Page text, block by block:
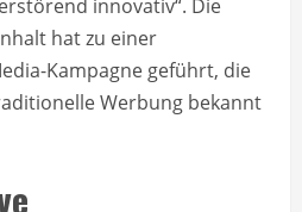
innovativ“. Die
hat zu einer
Kampagne geführt, die
Werbung bekannt